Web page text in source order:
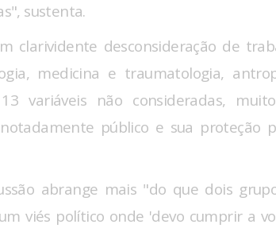
sustenta.
clarividente desconsideração de
medicina e traumatologia,
variáveis não consideradas,
público e sua proteção
abrange mais "do que dois
viés político onde 'devo cumprir a